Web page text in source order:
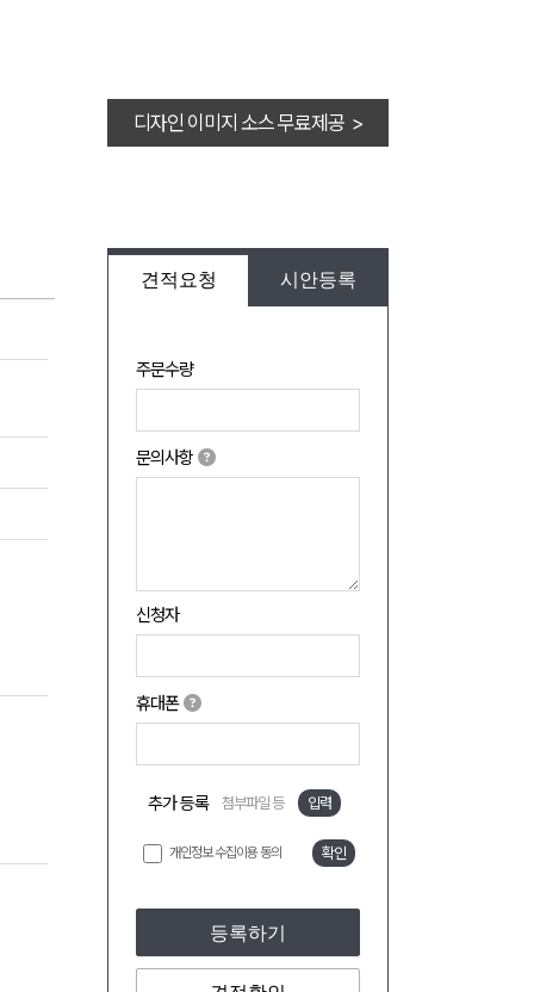
디자인 이미지 소스 무료제공 >
견적요청 시안등록
주문수량
문의사항
신청자
휴대폰
추가 등록 첨부파일 등 입력
개인정보 수집이용 동의 확인
등록하기